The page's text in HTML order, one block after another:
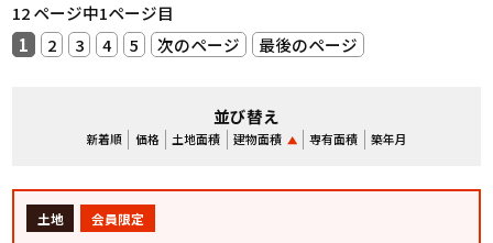
12 ページ中1ページ目
1
2 3 4 5 次のページ 最後のページ
並び替え
新着順 価格 土地面積 建物面積 専有面積 築年月
土地 会員限定